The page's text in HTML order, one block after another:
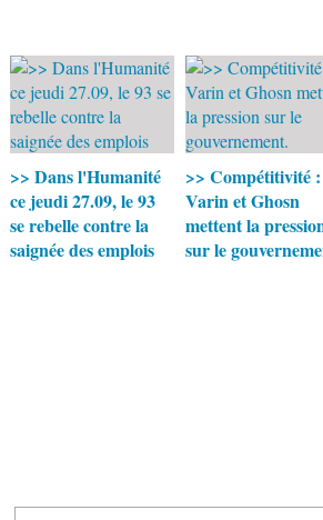
>> Dans l'Humanité
ce jeudi 27.09, le 93
se rebelle contre la
saignée des emplois
>> Compétitivité :
Varin et Ghosn
mettent la
sur le